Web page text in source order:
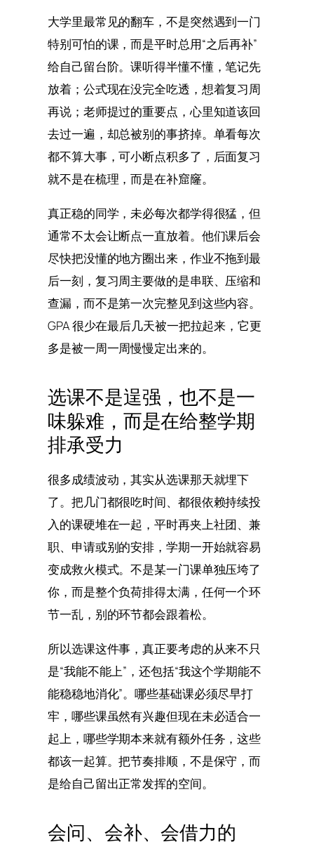
大学里最常见的翻车，不是突然遇到一门
特别可怕的课，而是平时总用“之后再补”
给自己留台阶。课听得半懂不懂，笔记先
放着；公式现在没完全吃透，想着复习周
再说；老师提过的重要点，心里知道该回
去过一遍，却总被别的事挤掉。单看每次
都不算大事，可小断点积多了，后面复习
就不是在梳理，而是在补窟窿。
真正稳的同学，未必每次都学得很猛，但
通常不太会让断点一直放着。他们课后会
尽快把没懂的地方圈出来，作业不拖到最
后一刻，复习周主要做的是串联、压缩和
查漏，而不是第一次完整见到这些内容。
GPA 很少在最后几天被一把拉起来，它更
多是被一周一周慢慢定出来的。
选课不是逞强，也不是一
味躲难，而是在给整学期
排承受力
很多成绩波动，其实从选课那天就埋下
了。把几门都很吃时间、都很依赖持续投
入的课硬堆在一起，平时再夹上社团、兼
职、申请或别的安排，学期一开始就容易
变成救火模式。不是某一门课单独压垮了
你，而是整个负荷排得太满，任何一个环
节一乱，别的环节都会跟着松。
所以选课这件事，真正要考虑的从来不只
是“我能不能上”，还包括“我这个学期能不
能稳稳地消化”。哪些基础课必须尽早打
牢，哪些课虽然有兴趣但现在未必适合一
起上，哪些学期本来就有额外任务，这些
都该一起算。把节奏排顺，不是保守，而
是给自己留出正常发挥的空间。
会问、会补、会借力的